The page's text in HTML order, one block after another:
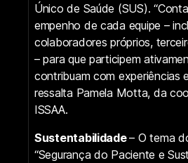
Único de Saúde (SUS).
empenho de cada equipe –
colaboradores próprios,
– para que participem
contribuam com experiências
ressalta Pamela Motta, da
ISSAA.
Sustentabilidade– O tema
“Segurança do Paciente e